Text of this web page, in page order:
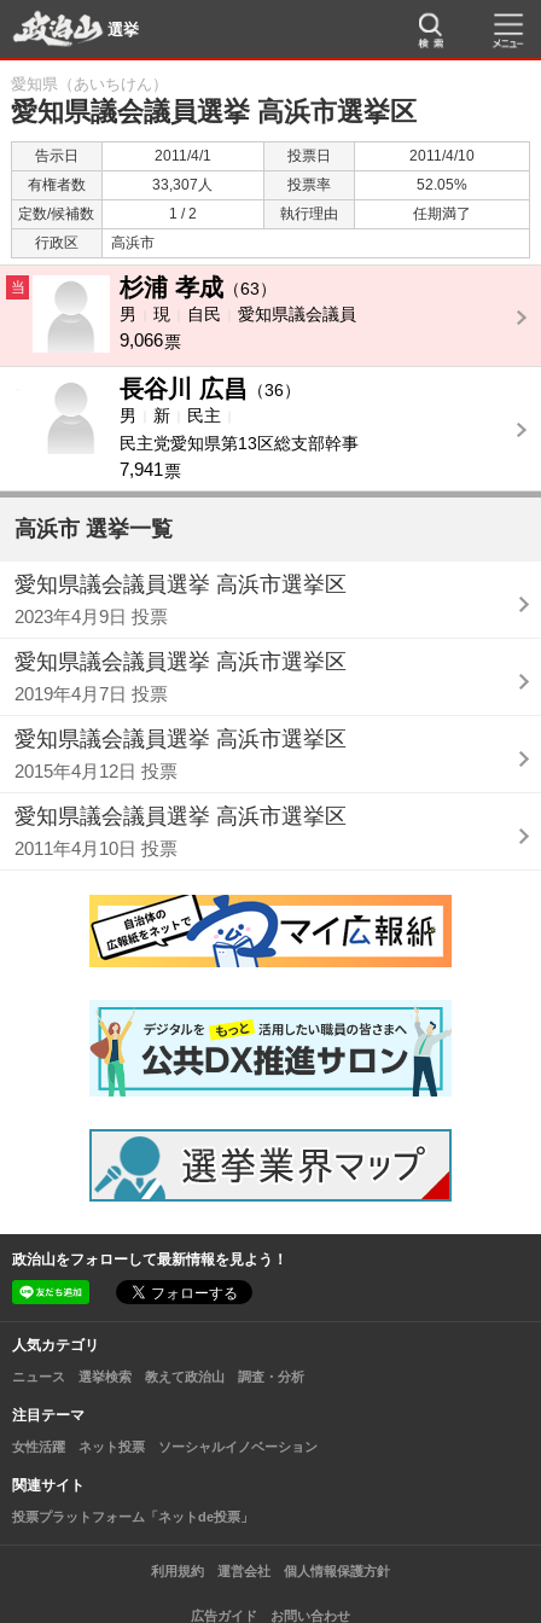
選挙
愛知県（あいちけん）
愛知県議会議員選挙 高浜市選挙区
告示日 2011/4/1 投票日
2011/4/10
有権者数
33,307人 投票率
52.05%
定数/候補数
1 / 2 執行理由
任期満了
行政区
高浜市
当 杉浦 孝成 （63）
男
現 自民 愛知県議会議員
9,066票
長谷川 広昌
（36）
男
新
民主
民主党愛知県第13区総支部幹事
7,941票
高浜市 選挙一覧
愛知県議会議員選挙 高浜市選挙区
2023年4月9日 投票
愛知県議会議員選挙 高浜市選挙区
2019年4月7日 投票
愛知県議会議員選挙 高浜市選挙区
2015年4月12日 投票
愛知県議会議員選挙 高浜市選挙区
2011年4月10日 投票
政治山をフォローして最新情報を見よう！
人気カテゴリ
ニュース 選挙検索 教えて政治山 調査・分析
注目テーマ
女性活躍 ネット投票 ソーシャルイノベーション
関連サイト
投票プラットフォーム「ネットde投票」
利用規約 運営会社 個人情報保護方針
広告ガイド お問い合わせ